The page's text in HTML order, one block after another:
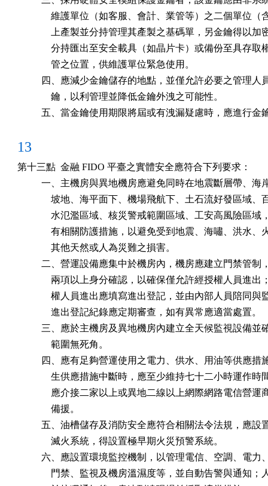
維護單位（如客服、會計、業管等）之二個單位（
上產製並分持管理其產製之基碼單，另金鑰得以加
分持匯出至安全載具（如晶片卡）或備份至具存取
              管之位置，供維護單位緊急使用。
四、應減少金鑰儲存的地點，並僅允許必要之管理人
              鑰，以利管理並降低金鑰外洩之可能性。
五、當金鑰使用期限將屆或有洩漏疑慮時，應進行金
13
第十三點  金融 FIDO 平臺之實體安全應符合下列要求：
一、主機房與異地機房應避免同時在地震斷層帶、海
坡地、海平面下、機場飛航下、土石流好發區域、
水氾濫區域、核災警戒範圍區域、工安高風險區域
有相關防護措施，以避免受到地震、海嘯、洪水、
              其他天然或人為災難之損害。
二、營運設備應集中於機房內，機房應建立門禁管制
兩項以上身分確認，以確保僅允許經授權人員進出
權人員進出應填寫進出登記，並由內部人員陪同與
              進出登記紀錄應定期審查，如有異常應適當處置。
三、應於主機房及異地機房內建立全天候監視設備並
              範圍無死角。
四、應有足夠營運使用之電力、供水、用油等供應措
生供應措施中斷時，應至少維持七十二小時運作時
應介接二家以上或異地二線以上網際網路電信營運
              備援。
五、油槽儲存及消防安全應符合相關法令法規，應設
              滅火系統，得設置極早期火災預警系統。
六、應設置環境監控機制，以管理電信、空調、電力
門禁、監視及機房溫濕度等，並自動告警與通知；